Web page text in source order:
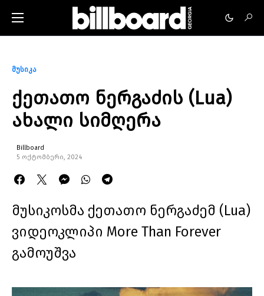
მუსიკა
ქეთათო ნერგაძის (Lua)
ახალი სიმღერა
Billboard
5 ოქტომბერი, 2024
მუსიკოსმა ქეთათო ნერგაძემ (Lua)
ვიდეოკლიპი More Than Forever
გამოუშვა